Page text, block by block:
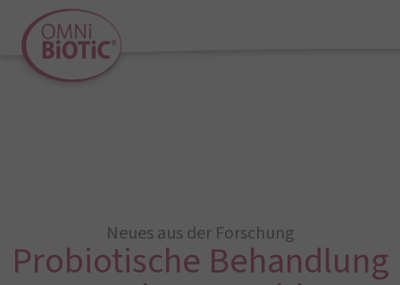
Neues aus der Forschung
Probiotische Behandlung